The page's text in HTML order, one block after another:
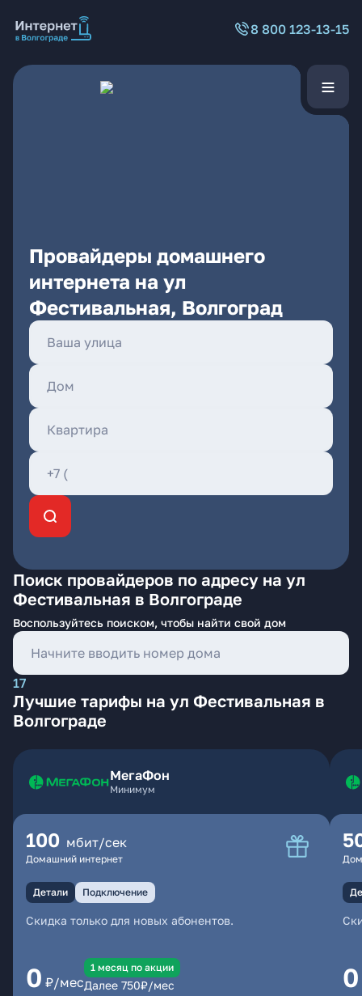
8 800 123-13-15
Провайдеры домашнего
интернета на ул
Фестивальная, Волгоград
Поиск провайдеров по адресу на ул
Фестивальная в Волгограде
Воспользуйтесь поиском, чтобы найти свой дом
17
Лучшие тарифы на ул Фестивальная в
Волгограде
МегаФон
Минимум
100 мбит/сек
Домашний интернет
Детали Подключение
Скидка только для новых абонентов.
0 ₽/мес
1 месяц по акции
Далее 750₽/мес 0